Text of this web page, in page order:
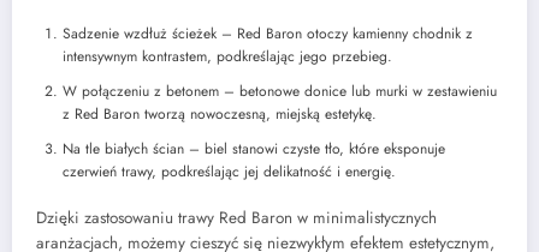
Sadzenie wzdłuż ścieżek – Red Baron otoczy kamienny chodnik z
intensywnym kontrastem, podkreślając jego przebieg.
W połączeniu z betonem – betonowe donice lub murki w zestawieniu
z Red Baron tworzą nowoczesną, miejską estetykę.
Na tle białych ścian – biel stanowi czyste tło, które eksponuje
czerwień trawy, podkreślając jej delikatność i energię.
Dzięki zastosowaniu trawy Red Baron w minimalistycznych
aranżacjach, możemy cieszyć się niezwykłym efektem estetycznym,